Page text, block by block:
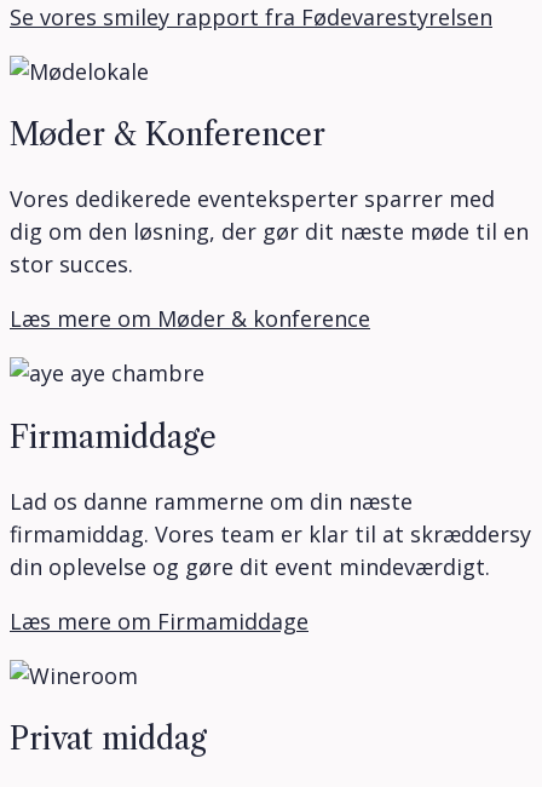
Se vores smiley rapport fra Fødevarestyrelsen
Møder & Konferencer
Vores dedikerede eventeksperter sparrer med
dig om den løsning, der gør dit næste møde til en
stor succes.
Læs mere om Møder & konference
Firmamiddage
Lad os danne rammerne om din næste
firmamiddag. Vores team er klar til at skræddersy
din oplevelse og gøre dit event mindeværdigt.
Læs mere om Firmamiddage
Privat middag